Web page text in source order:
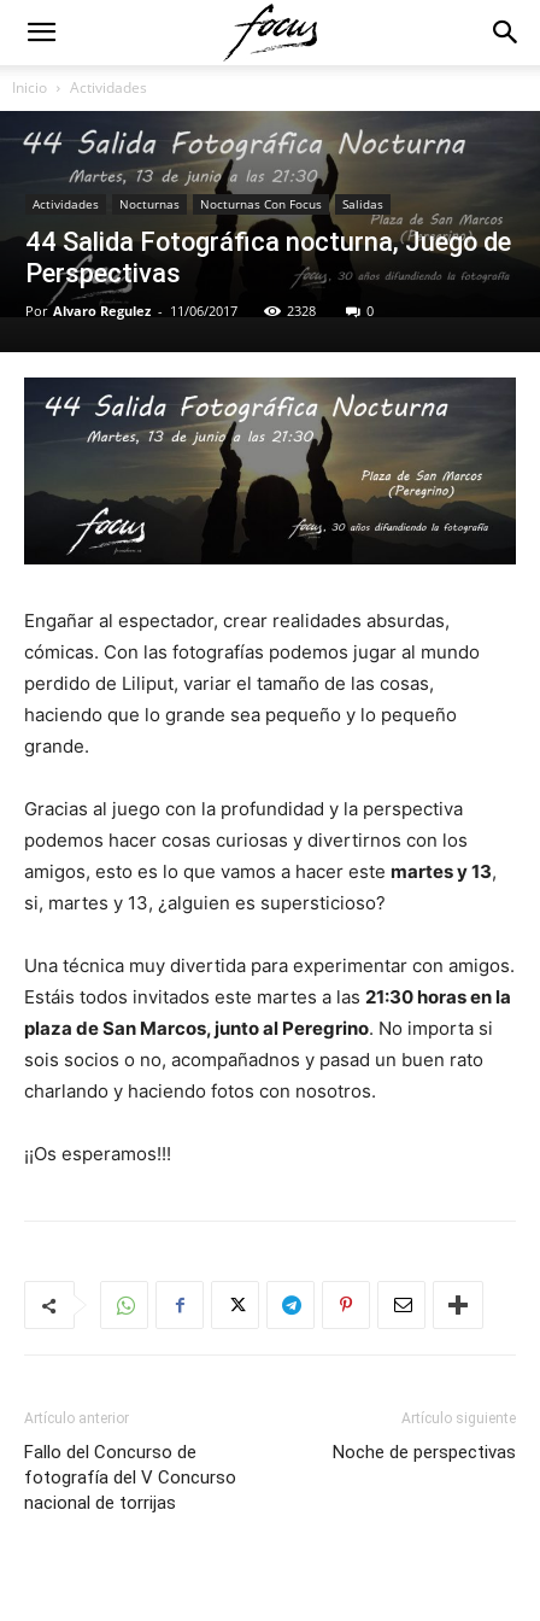
Inicio Actividades
Actividades Nocturnas Nocturnas Con Focus Salidas
44 Salida Fotográfica nocturna, Juego de
Perspectivas
Por Alvaro Regulez - 11/06/2017 2328 0
Engañar al espectador, crear realidades absurdas,
cómicas. Con las fotografías podemos jugar al mundo
perdido de Liliput, variar el tamaño de las cosas,
haciendo que lo grande sea pequeño y lo pequeño
grande.
Gracias al juego con la profundidad y la perspectiva
podemos hacer cosas curiosas y divertirnos con los
amigos, esto es lo que vamos a hacer este martes y 13,
si, martes y 13, ¿alguien es supersticioso?
Una técnica muy divertida para experimentar con amigos.
Estáis todos invitados este martes a las 21:30 horas en la
plaza de San Marcos, junto al Peregrino. No importa si
sois socios o no, acompañadnos y pasad un buen rato
charlando y haciendo fotos con nosotros.
¡¡Os esperamos!!!
Artículo anterior
Fallo del Concurso de
fotografía del V Concurso
nacional de torrijas
Artículo siguiente
Noche de perspectivas